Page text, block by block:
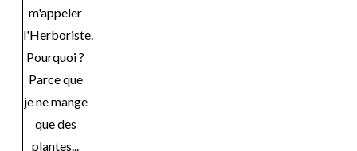
m'appeler
l'Herboriste.
Pourquoi ?
Parce que
je ne mange
que des
plantes...